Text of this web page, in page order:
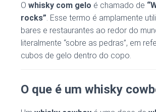
O whisky com gelo é chamado de
rocks”. Esse termo é amplamente
bares e restaurantes ao redor do
literalmente “sobre as pedras”, em
cubos de gelo dentro do copo.
O que é um whisky